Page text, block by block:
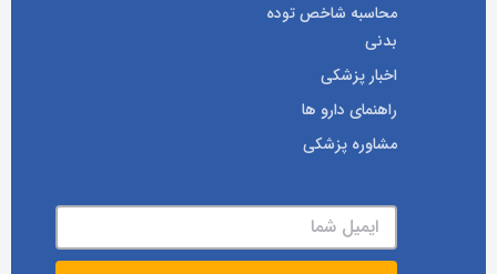
محاسبه شاخص توده
بدنی
اخبار پزشکی
راهنمای دارو ها
مشاوره پزشکی